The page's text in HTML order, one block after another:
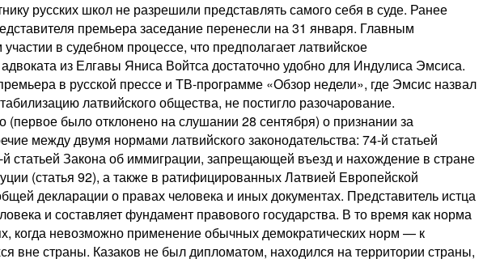
русских школ не разрешили представлять самого себя в суде. Ранее
премьера заседание перенесли на 31 января. Главным
в судебном процессе, что предполагает латвийское
из Елгавы Яниса Войтса достаточно удобно для Индулиса Эмсиса.
в русской прессе и ТВ-программе «Обзор недели», где Эмсис назвал
латвийского общества, не постигло разочарование.
было отклонено на слушании 28 сентября) о признании за
между двумя нормами латвийского законодательства: 74-й статьей
статьей Закона об иммиграции, запрещающей въезд и нахождение в стране
(статья 92), а также в ратифицированных Латвией Европейской
декларации о правах человека и иных документах. Представитель истца
и составляет фундамент правового государства. В то время как норма
когда невозможно применение обычных демократических норм — к
вне страны. Казаков не был дипломатом, находился на территории страны,